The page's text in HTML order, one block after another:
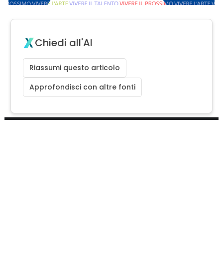
Chiedi all'AI
Riassumi questo articolo
Approfondisci con altre fonti